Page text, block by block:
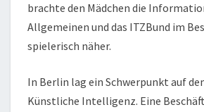
brachte den Mädchen die
Allgemeinen und das ITZBund im
spielerisch näher.
In Berlin lag ein Schwerpunkt auf
Künstliche Intelligenz. Eine